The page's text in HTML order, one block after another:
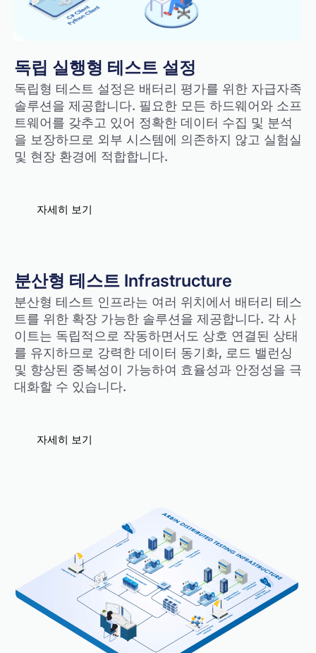
독립 실행형 테스트 설정
독립형 테스트 설정은 배터리 평가를 위한 자급자족
솔루션을 제공합니다. 필요한 모든 하드웨어와 소프
트웨어를 갖추고 있어 정확한 데이터 수집 및 분석
을 보장하므로 외부 시스템에 의존하지 않고 실험실
및 현장 환경에 적합합니다.
자세히 보기
분산형 테스트 Infrastructure
분산형 테스트 인프라는 여러 위치에서 배터리 테스
트를 위한 확장 가능한 솔루션을 제공합니다. 각 사
이트는 독립적으로 작동하면서도 상호 연결된 상태
를 유지하므로 강력한 데이터 동기화, 로드 밸런싱
및 향상된 중복성이 가능하여 효율성과 안정성을 극
대화할 수 있습니다.
자세히 보기